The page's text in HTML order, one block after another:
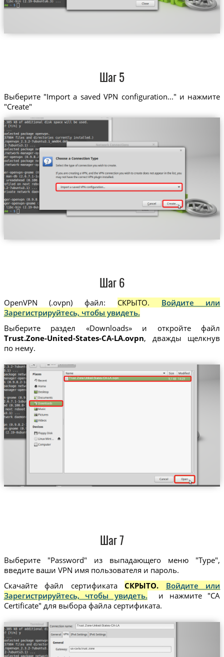
Шаг 5
Выберите "Import a saved VPN configuration..." и нажмите
"Create"
Шаг 6
OpenVPN (.ovpn) файл: СКРЫТО. Войдите или
Зарегистрируйтесь, чтобы увидеть.
Выберите раздел «Downloads» и откройте файл
Trust.Zone-United-States-CA-LA.ovpn, дважды щелкнув
по нему.
Trust.Zone-United-States-CA-LA.ovpn
Шаг 7
Выберите "Password" из выпадающего меню "Type",
введите ваши VPN имя пользователя и пароль.
Скачайте файл сертификатаСКРЫТО. Войдите или
Зарегистрируйтесь, чтобы увидеть. и нажмите "CA
Certificate" для выбора файла сертификата.
Trust.Zone-United-States-CA-LA
us-ca-la.trust.zone